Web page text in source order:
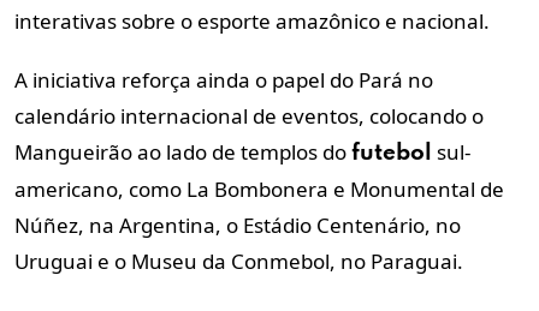
interativas sobre o esporte amazônico e nacional.
A iniciativa reforça ainda o papel do Pará no
calendário internacional de eventos, colocando o
Mangueirão ao lado de templos do futebol sul-
americano, como La Bombonera e Monumental de
Núñez, na Argentina, o Estádio Centenário, no
Uruguai e o Museu da Conmebol, no Paraguai.